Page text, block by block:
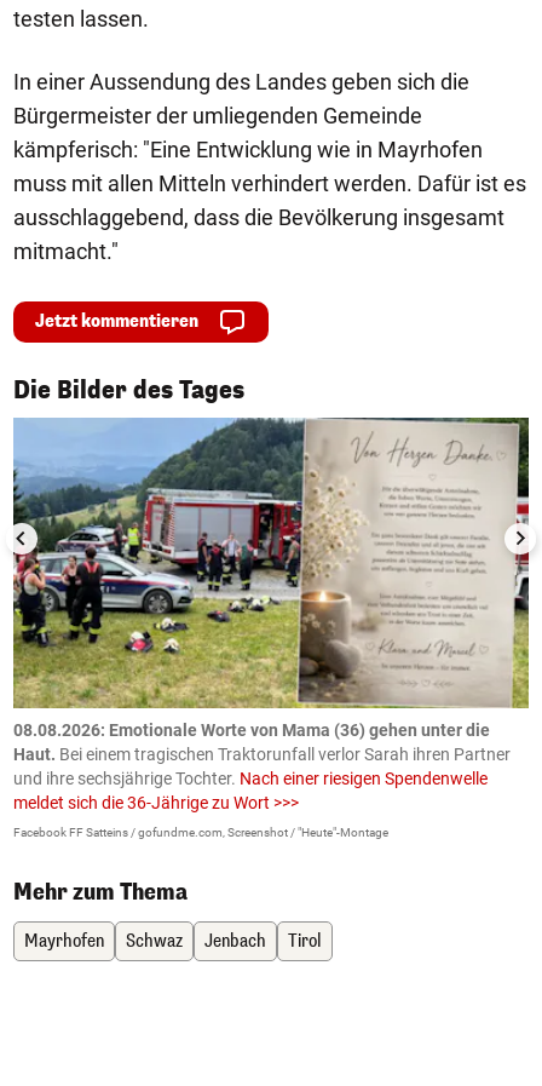
testen lassen.
In einer Aussendung des Landes geben sich die
Bürgermeister der umliegenden Gemeinde
kämpferisch: "Eine Entwicklung wie in Mayrhofen
muss mit allen Mitteln verhindert werden. Dafür ist es
ausschlaggebend, dass die Bevölkerung insgesamt
mitmacht."
Jetzt kommentieren
Die Bilder des Tages
1/50
08.08.2026: Emotionale Worte von Mama (36) gehen unter die
Haut. Bei einem tragischen Traktorunfall verlor Sarah ihren Partner
und ihre sechsjährige Tochter. Nach einer riesigen Spendenwelle
meldet sich die 36-Jährige zu Wort >>>
Facebook FF Satteins / gofundme.com, Screenshot / "Heute"-Montage
Mehr zum Thema
Mayrhofen Schwaz Jenbach Tirol